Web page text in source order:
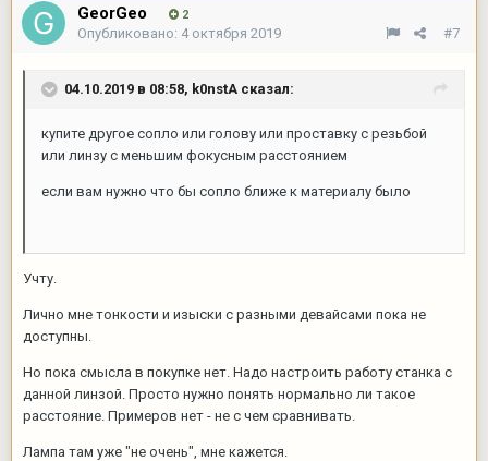
GeorGeo 2
#7
Опубликовано: 4 октября 2019
04.10.2019 в 08:58, k0nstA сказал:
купите другое сопло или голову или проставку с резьбой
или линзу с меньшим фокусным расстоянием
если вам нужно что бы сопло ближе к материалу было
Учту.
Лично мне тонкости и изыски с разными девайсами пока не
доступны.
Но пока смысла в покупке нет. Надо настроить работу станка с
данной линзой. Просто нужно понять нормально ли такое
расстояние. Примеров нет - не с чем сравнивать.
Лампа там уже "не очень", мне кажется.